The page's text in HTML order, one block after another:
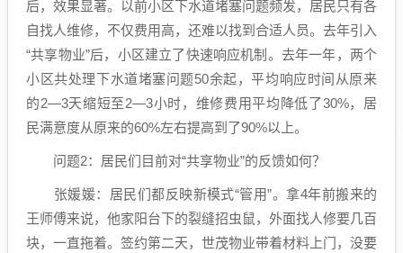
后，效果显著。以前小区下水道堵塞问题频发，居民只有各
自找人维修，不仅费用高，还难以找到合适人员。去年引入
“共享物业”后，小区建立了快速响应机制。去年一年，两个
小区共处理下水道堵塞问题50余起，平均响应时间从原来
的2—3天缩短至2—3小时，维修费用平均降低了30%，居
民满意度从原来的60%左右提高到了90%以上。
问题2：居民们目前对“共享物业”的反馈如何？
张媛媛：居民们都反映新模式“管用”。拿4年前搬来的
王师傅来说，他家阳台下的裂缝招虫鼠，外面找人修要几百
块，一直拖着。签约第二天，世茂物业带着材料上门，没要